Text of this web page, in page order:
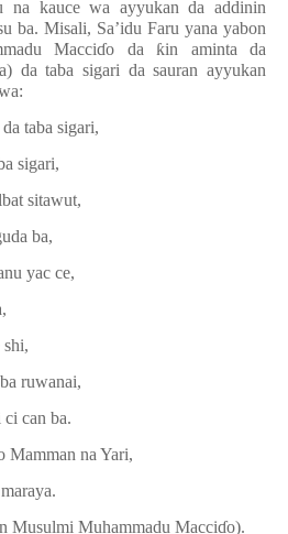
na kauce wa ayyukan da addinin
ba. Misali, Sa’idu Faru yana yabon
Macciɗo da ƙin aminta da
da taba sigari da sauran ayyukan
taba sigari,
sigari,
sitawut,
ba,
yac ce,
shi,
ruwanai,
ci can ba.
na Yari,
Musulmi Muhammadu Macciɗo).